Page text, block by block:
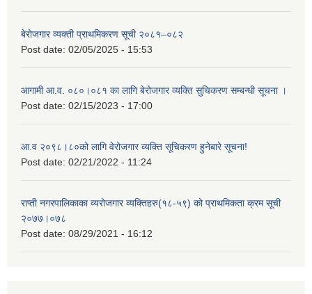
बेरोजगार व्यक्ती प्राथमिकरण सूची २०८१–०८२
Post date: 02/05/2025 - 15:53
आगामी आ.व. ०८०।०८१ का लागि बेरोजगार व्यक्ति सुचिकरण सम्बन्धी सूचना ।
Post date: 02/15/2023 - 17:00
आ.व २०९८।८०को लागि वेरोजगार व्यक्ति सूचिकरण हुनेबारे सूचना!
Post date: 02/21/2022 - 11:24
राप्ती नगरपालिकाका व्यरोजगार व्यक्तिहरु(१८-५९) को प्राथमिकता क्रम सूची
२०७७।०७८
Post date: 08/29/2021 - 16:12